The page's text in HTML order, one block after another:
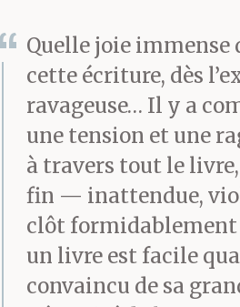
par-delà ta
restée belle
la vieillesse. Tu
vieillir sans
femme
caractère au-
Quelle joie immense
cette écriture, dès
ravageuse… Il y a
une tension et une
à travers tout le livre,
fin — inattendue,
clôt formidablement
un livre est facile
convaincu de sa